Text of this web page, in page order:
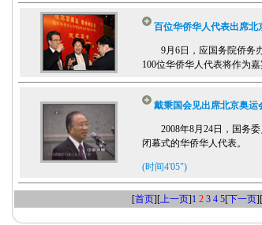
百位华侨华人代表出席北
9月6日，应国务院侨务
100位华侨华人代表将作为
戴秉国会见出席北京奥运
2008年8月24日，国务委
闭幕式的华侨华人代表。
(时间4'05")
[首页][上一页]1 2 3 4 5[下一页][